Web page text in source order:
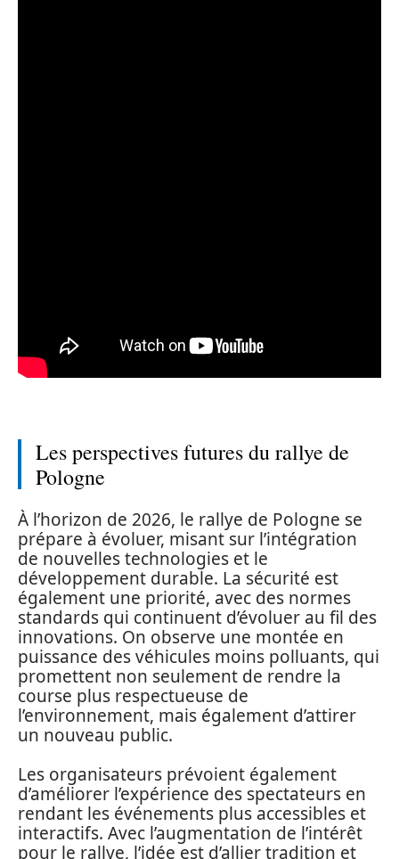
Les perspectives futures du rallye de
Pologne
À l’horizon de 2026, le rallye de Pologne se
prépare à évoluer, misant sur l’intégration
de nouvelles technologies et le
développement durable. La sécurité est
également une priorité, avec des normes
standards qui continuent d’évoluer au fil des
innovations. On observe une montée en
puissance des véhicules moins polluants, qui
promettent non seulement de rendre la
course plus respectueuse de
l’environnement, mais également d’attirer
un nouveau public.
Les organisateurs prévoient également
d’améliorer l’expérience des spectateurs en
rendant les événements plus accessibles et
interactifs. Avec l’augmentation de l’intérêt
pour le rallye, l’idée est d’allier tradition et